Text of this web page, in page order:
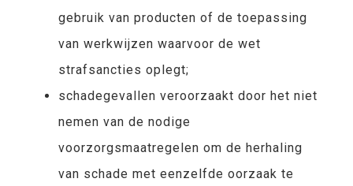
gebruik van producten of de toepassing
van werkwijzen waarvoor de wet
strafsancties oplegt;
schadegevallen veroorzaakt door het niet
nemen van de nodige
voorzorgsmaatregelen om de herhaling
van schade met eenzelfde oorzaak te